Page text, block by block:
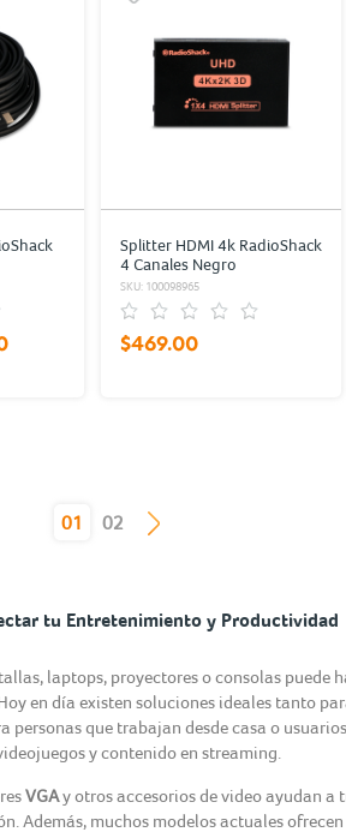
Splitter HDMI 4k RadioShack
4 Canales Negro
SKU: 100098965
$469.00
01
(current)02
tu Entretenimiento y Productividad
laptops, proyectores o consolas puede
en día existen soluciones ideales tanto
que trabajan desde casa o
y contenido en streaming.
VGAy otros accesorios de video ayudan a
Además, muchos modelos actuales